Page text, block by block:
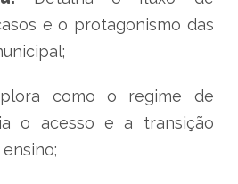
e o protagonismo das
como o regime de
o acesso e a transição